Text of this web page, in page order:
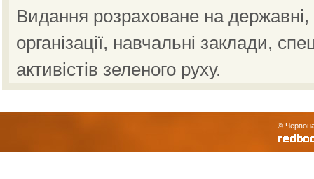
Видання розраховане на державні,
організації, навчальні заклади,
активістів зеленого руху.
©